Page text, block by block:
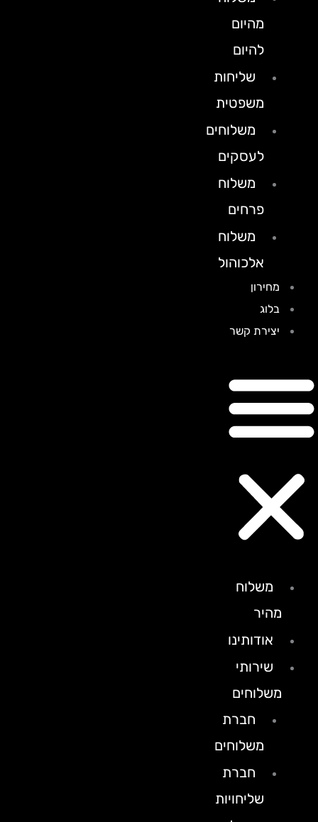
מהיום
להיום
שליחות
משפטית
משלוחים
לעסקים
משלוח
פרחים
משלוח
אלכוהול
מחירון
בלוג
יצירת קשר
משלוח
מהיר
אודותינו
שירותי
משלוחים
חברת
משלוחים
חברת
שליחויות